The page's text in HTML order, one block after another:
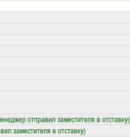
отправил заместителя в отставку)
заместителя в отставку)